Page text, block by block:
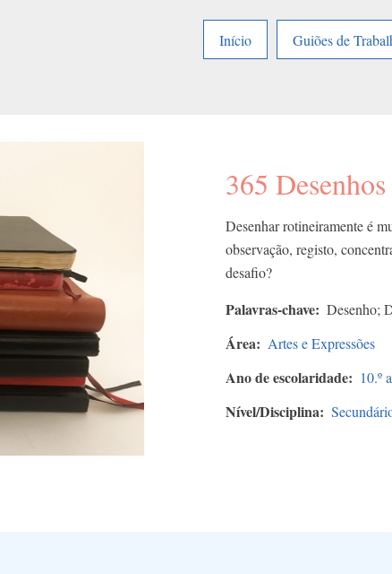
Início
Guiões de
365 Desenhos
Desenhar rotineiramente é
observação, registo,
desafio?
Palavras-chave Desenho;
Área Artes e Expressões
Ano de escolaridade 10.º
Nível/Disciplina